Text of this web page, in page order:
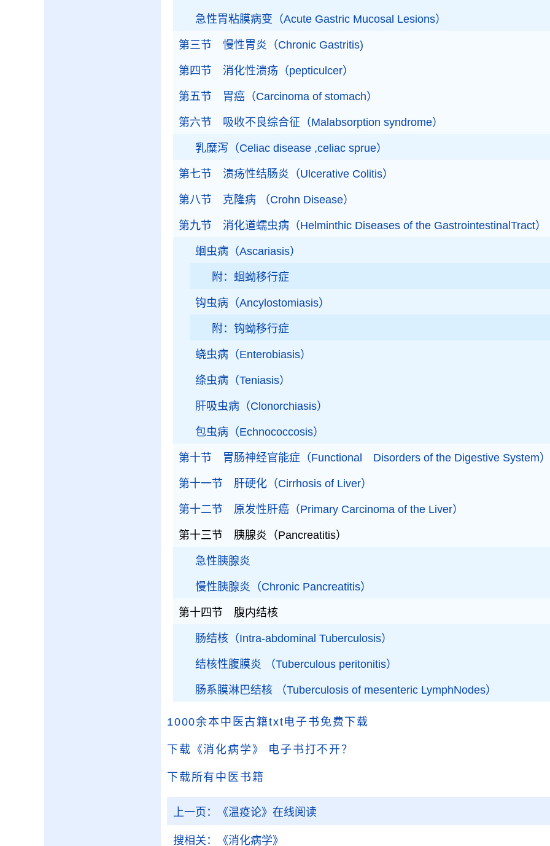
急性胃粘膜病变（Acute Gastric Mucosal Lesions）
第三节 慢性胃炎（Chronic Gastritis)
第四节 消化性溃疡（pepticulcer）
第五节 胃癌（Carcinoma of stomach）
第六节 吸收不良综合征（Malabsorption syndrome）
乳糜泻（Celiac disease ,celiac sprue）
第七节 溃疡性结肠炎（Ulcerative Colitis）
第八节 克隆病 （Crohn Disease）
第九节 消化道蠕虫病（Helminthic Diseases of the GastrointestinalTract）
蛔虫病（Ascariasis）
附：蛔蚴移行症
钩虫病（Ancylostomiasis）
附：钩蚴移行症
蛲虫病（Enterobiasis）
绦虫病（Teniasis）
肝吸虫病（Clonorchiasis）
包虫病（Echnococcosis）
第十节 胃肠神经官能症（Functional Disorders of the Digestive System）
第十一节 肝硬化（Cirrhosis of Liver）
第十二节 原发性肝癌（Primary Carcinoma of the Liver）
第十三节 胰腺炎（Pancreatitis）
急性胰腺炎
慢性胰腺炎（Chronic Pancreatitis）
第十四节 腹内结核
肠结核（Intra-abdominal Tuberculosis）
结核性腹膜炎 （Tuberculous peritonitis）
肠系膜淋巴结核 （Tuberculosis of mesenteric LymphNodes）
1000余本中医古籍txt电子书免费下载
下载《消化病学》 电子书打不开？
下载所有中医书籍
上一页： 《温疫论》在线阅读
搜相关： 《消化病学》